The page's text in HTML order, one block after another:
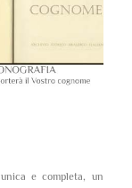
e completa, un